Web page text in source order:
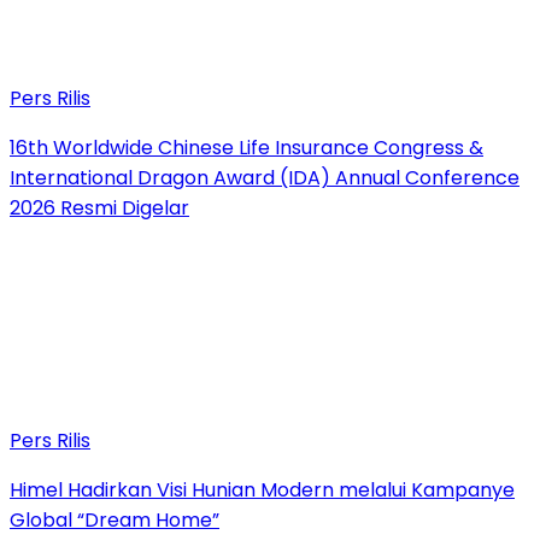
Pers Rilis
16th Worldwide Chinese Life Insurance Congress &
International Dragon Award (IDA) Annual Conference
2026 Resmi Digelar
Pers Rilis
Himel Hadirkan Visi Hunian Modern melalui Kampanye
Global “Dream Home”